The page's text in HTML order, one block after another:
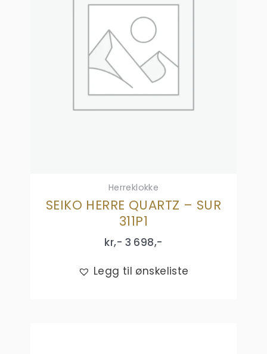
Herreklokke
SEIKO HERRE QUARTZ – SUR
311P1
kr,- 3 698,-
Legg til ønskeliste